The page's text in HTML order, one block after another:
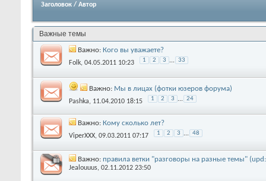
Заголовок / Автор
Важные темы
Важно: Кого вы уважаете?
Folk, 04.05.2011 10:23 1 2 3 ... 33
Важно: Мы в лицах (фотки юзеров форума)
Pashka, 11.04.2010 18:15 1 2 3 ... 24
Важно: Кому сколько лет?
ViperXXX, 09.03.2011 07:17 1 2 3 ... 48
Важно: правила ветки "разговоры на разные темы"
Jealouuus, 02.11.2012 23:50